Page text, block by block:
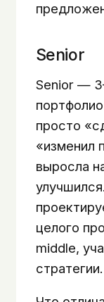
Senior
Senior —
просто
«изменил
выросла
целого
middle,
стратегии.